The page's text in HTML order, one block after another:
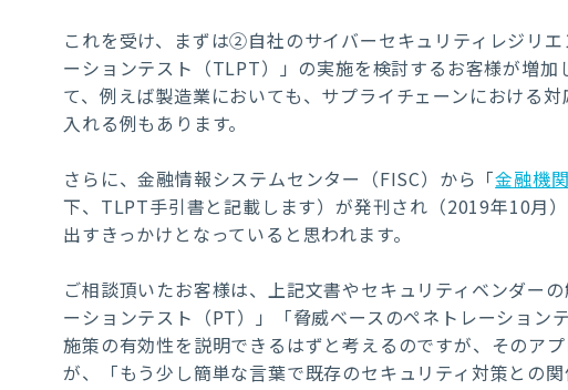
これを受け、まずは②自社のサイバーセキュリティレジリ
ーションテスト（TLPT）」の実施を検討するお客様が増
て、例えば製造業においても、サプライチェーンにおける
入れる例もあります。
さらに、金融情報システムセンター（FISC）から「金融機
下、TLPT手引書と記載します）が発刊され（2019年10月
出すきっかけとなっていると思われます。
ご相談頂いたお客様は、上記文書やセキュリティベンダー
ーションテスト（PT）」「脅威ベースのペネトレーション
施策の有効性を説明できるはずと考えるのですが、そのア
が、「もう少し簡単な言葉で既存のセキュリティ対策との